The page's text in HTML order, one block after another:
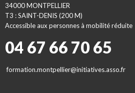
34000 MONTPELLIER
T3 : SAINT-DENIS (200 M)
Accessible aux personnes à mobilité réduite
04 67 66 70 65
formation.montpellier@initiatives.asso.fr